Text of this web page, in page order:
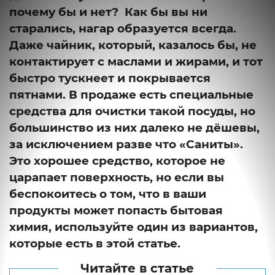
почему бы и нет? Как бы вы ни
старались, нагар образуется всегда.
Даже чайник, который, казалось бы, не
контактирует с маслами и жирами, и тот
быстро тускнеет и покрывается
пятнами. В продаже есть специальные
средства для очистки такой посуды, но
большинство из них далеко не дёшевы,
за исключением разве что «Саниты».
Это хорошее средство, которое не
царапает поверхность, но если вы
беспокоитесь о том, что в ваши
продукты может попасть бытовая
химия, используйте один из вариантов,
которые есть в этой статье.
Читайте в статье